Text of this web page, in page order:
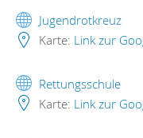
Jugendrotkreuz
Karte: Link zur
Rettungsschule
Karte: Link zur